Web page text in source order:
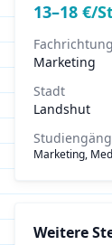
13–18 €/
Fachrichtung
Marketing
Stadt
Landshut
Marketing,
Weitere